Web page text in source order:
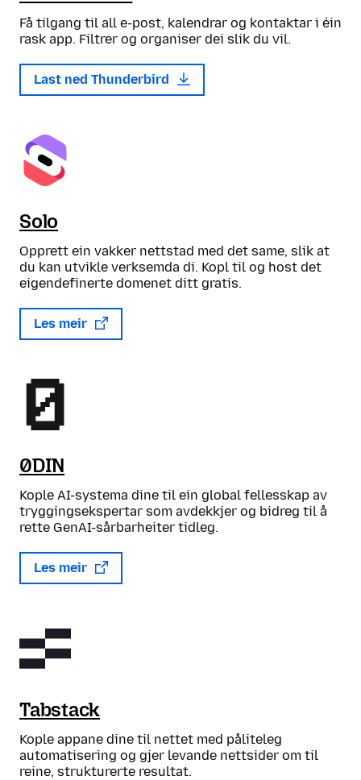
Få tilgang til all e-post, kalendrar og kontaktar i éin
rask app. Filtrer og organiser dei slik du vil.
Last ned Thunderbird
Solo
Opprett ein vakker nettstad med det same, slik at
du kan utvikle verksemda di. Kopl til og host det
eigendefinerte domenet ditt gratis.
Les meir
0DIN
Kople AI-systema dine til ein global fellesskap av
tryggingsekspertar som avdekkjer og bidreg til å
rette GenAI-sårbarheiter tidleg.
Les meir
Tabstack
Kople appane dine til nettet med påliteleg
automatisering og gjer levande nettsider om til
reine, strukturerte resultat.